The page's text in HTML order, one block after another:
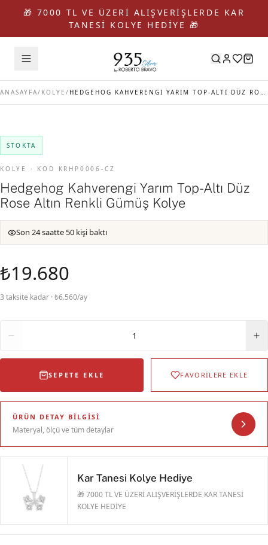
🎁 7000 TL VE ÜZERİ ALIŞVERİŞLERDE KAR
TANESİ KOLYE HEDİYE 🎁
ANASAYFA/ KOLYE / HEDGEHOG KAHVERENGI YARIM TOP-ALTI DÜZ ROSE ALTIN RENKLI GÜMÜŞ KOLYE
STOKTA
KOLYE · KOD KRHP0006-CZ
Hedgehog Kahverengi Yarım Top-Altı Düz
Rose Altın Renkli Gümüş Kolye
Son 24 saatte 50 kişi baktı
₺19.680
3 taksite kadar · ₺6.560/ay
1
SEPETE EKLE FAVORİLERE EKLE
ÜRÜN DETAY BILGISI
Materyal, ölçü ve tüm detaylar
Kar Tanesi Kolye Hediye
🎁 7000 TL VE ÜZERİ ALIŞVERİŞLERDE KAR TANESİ
KOLYE HEDİYE